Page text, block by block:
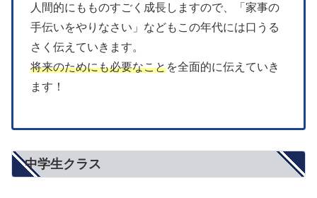
人間的にもものすごく成長しますので、「家事の
手伝いをやりなさい」などもこの年代には口うる
さく伝えていきます。
将来のためにも必要なことを全面的に伝えていき
ます！
中学生クラス